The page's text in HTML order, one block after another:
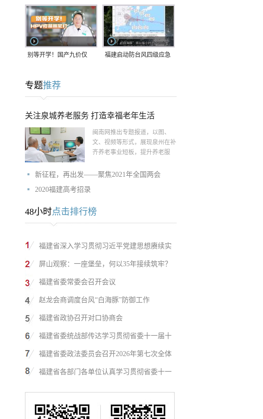
别等开学！国产九价仅
紧打
福建启动防台风四级应急
专题推荐
关注泉城养老服务 打造幸福老年生活
闽南网推出专题报道，以图、
文、视频等形式，展现泉州在补
齐养老事业短板，提升养老服
新征程，再出发——聚焦2021年全国两会
2020福建高考招录
48小时点击排行榜
福建省深入学习贯彻习近平党建思想赓续实
屏山观察：一座堡垒，何以35年接续筑牢？
福建省委常委会召开会议
赵龙会商调度台风“白海豚”防御工作
福建省政协召开对口协商会
福建省委统战部传达学习贯彻省委十一届十
福建省委政法委员会召开2026年第七次全体
福建省各部门各单位认真学习贯彻省委十一